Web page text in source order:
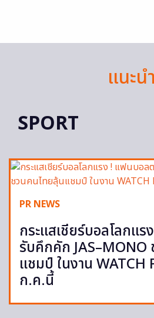
แนะนำ
SPORT
PR NEWS
กระแสเชียร์บอลโลกแ
รับคึกคัก
แชมป์ ในงาน WATCH
ก.ค.นี้